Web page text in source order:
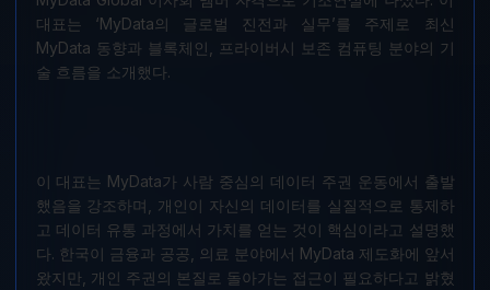
대표는 ‘MyData의 글로벌 진전과 실무’를 주제로 최신
MyData 동향과 블록체인, 프라이버시 보존 컴퓨팅 분야의 기
술 흐름을 소개했다.
이 대표는 MyData가 사람 중심의 데이터 주권 운동에서 출발
했음을 강조하며, 개인이 자신의 데이터를 실질적으로 통제하
고 데이터 유통 과정에서 가치를 얻는 것이 핵심이라고 설명했
다. 한국이 금융과 공공, 의료 분야에서 MyData 제도화에 앞서
왔지만, 개인 주권의 본질로 돌아가는 접근이 필요하다고 밝혔